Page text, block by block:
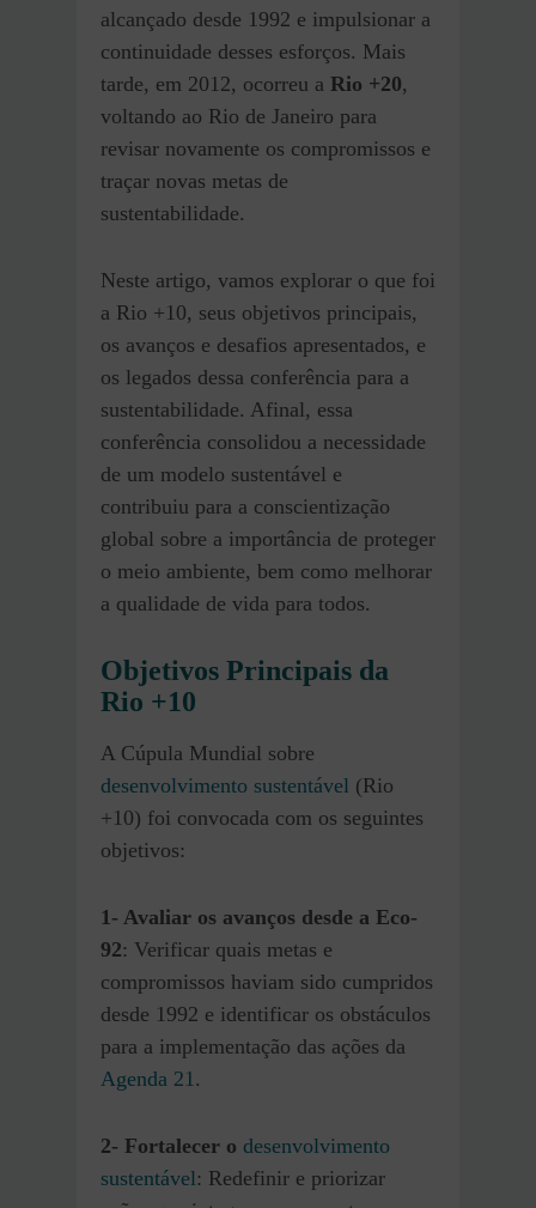
alcançado desde 1992 e impulsionar a
continuidade desses esforços. Mais
tarde, em 2012, ocorreu a Rio +20,
voltando ao Rio de Janeiro para
revisar novamente os compromissos e
traçar novas metas de
sustentabilidade.
Neste artigo, vamos explorar o que foi
a Rio +10, seus objetivos principais,
os avanços e desafios apresentados, e
os legados dessa conferência para a
sustentabilidade. Afinal, essa
conferência consolidou a necessidade
de um modelo sustentável e
contribuiu para a conscientização
global sobre a importância de proteger
o meio ambiente, bem como melhorar
a qualidade de vida para todos.
Objetivos Principais da
Rio +10
A Cúpula Mundial sobre
desenvolvimento sustentável (Rio
+10) foi convocada com os seguintes
objetivos:
1- Avaliar os avanços desde a Eco-
92: Verificar quais metas e
compromissos haviam sido cumpridos
desde 1992 e identificar os obstáculos
para a implementação das ações da
Agenda 21.
2- Fortalecer o desenvolvimento
sustentável: Redefinir e priorizar